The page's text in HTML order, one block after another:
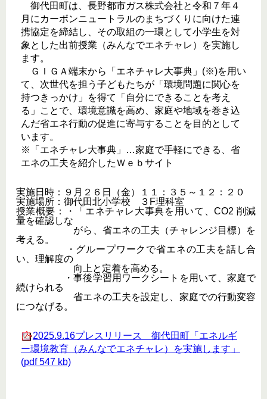
御代田町は、長野都市ガス株式会社と令和７年４
月にカーボンニュートラルのまちづくりに向けた連
携協定を締結し、その取組の一環として小学生を対
象とした出前授業（みんなでエネチャレ）を実施し
ます。
ＧＩＧＡ端末から「エネチャレ大事典」(※)を用い
て、次世代を担う子どもたちが「環境問題に関心を
持つきっかけ」を得て「自分にできることを考え
る」ことで、環境意識を高め、家庭や地域を巻き込
んだ省エネ行動の促進に寄与することを目的として
います。
※「エネチャレ大事典」…家庭で手軽にできる、省
エネの工夫を紹介したＷｅｂサイト
実施日時：９月２６日（金）１１：３５～１２：２０
実施場所：御代田北小学校 ３F理科室
授業概要：・「エネチャレ大事典を用いて、CO2 削減
量を確認しな
がら、省エネの工夫（チャレンジ目標）を
考える。
・グループワークで省エネの工夫を話し合
い、理解度の
向上と定着を高める。
・事後学習用ワークシートを用いて、家庭で
続けられる
省エネの工夫を設定し、家庭での行動変容
につなげる。
2025.9.16プレスリリース 御代田町「エネルギ
ー環境教育（みんなでエネチャレ）を実施します」
(pdf 547 kb)